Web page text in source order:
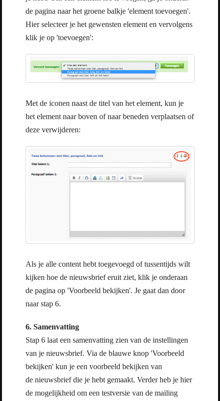
de pagina naar het groene balkje 'element toevoegen'.
Hier selecteer je het gewensten element en vervolgens
klik je op 'toevoegen':
Met de iconen naast de titel van het element, kun je
het element naar boven of naar beneden verplaatsen of
deze verwijderen:
Als je alle content hebt toegevoegd of tussentijds wilt
kijken hoe de nieuwsbrief eruit ziet, klik je onderaan
de pagina op 'Voorbeeld bekijken'. Je gaat dan door
naar stap 6.
6. Samenvatting
Stap 6 laat een samenvatting zien van de instellingen
van je nieuwsbrief. Via de blauwe knop 'Voorbeeld
bekijken' kun je een voorbeeld bekijken van
de nieuwsbrief die je hebt gemaakt. Verder heb je hier
de mogelijkheid om een testversie van de mailing